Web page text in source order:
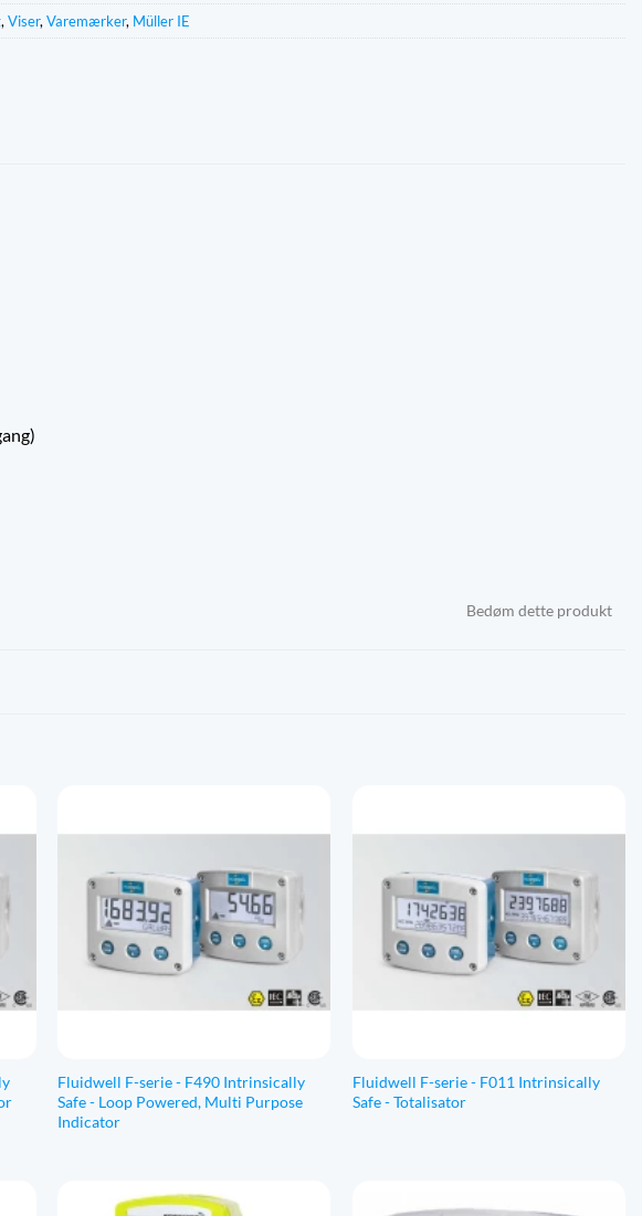
, Viser, Varemærker, Müller IE
Bedøm dette produkt
Fluidwell F-serie - F490 Intrinsically
Safe - Loop Powered, Multi Purpose
Indicator
Fluidwell F-serie - F011 Intrinsically
Safe - Totalisator